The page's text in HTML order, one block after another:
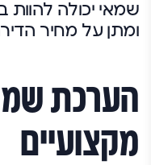
שמאי יכולה
ומתן על מחיר
הערכת
מקצועיים